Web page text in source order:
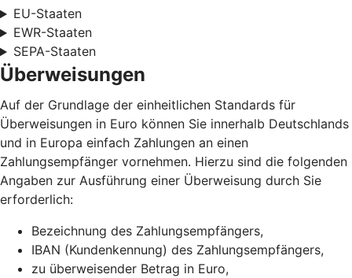
EU-Staaten
EWR-Staaten
SEPA-Staaten
Überweisungen
Auf der Grundlage der einheitlichen Standards für
Überweisungen in Euro können Sie innerhalb Deutschlands
und in Europa einfach Zahlungen an einen
Zahlungsempfänger vornehmen. Hierzu sind die folgenden
Angaben zur Ausführung einer Überweisung durch Sie
erforderlich:
Bezeichnung des Zahlungsempfängers,
IBAN (Kundenkennung) des Zahlungsempfängers,
zu überweisender Betrag in Euro,